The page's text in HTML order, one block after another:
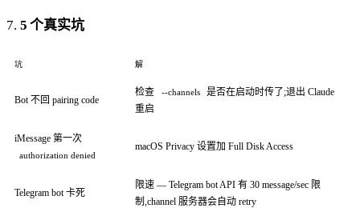
7. 5 个真实坑
坑 解
Bot 不回 pairing code
检查 --channels
是否在启动时传了;退出 Claude
重启
iMessage 第一次
authorization denied
macOS Privacy 设置加 Full Disk Access
Telegram bot 卡死
限速 — Telegram bot API 有 30 message/sec 限
制,channel 服务器会自动 retry